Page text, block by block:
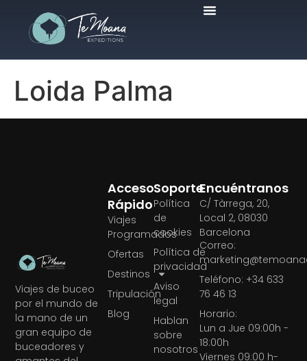
Loida Palma
Viajes de buceo
por el mundo de
la mano de un
gran equipo de
buceadores y
Soporte
Política
de
cookies
Política de
privacidad
Aviso
legal
Hablan
sobre
nosotros
Acceso
Rápido
Viajes
Programados
Ofertas
Destinos
Tripulación
Blog
Encuéntranos
C/ Tàrrega, 20,
Local 2, 08030
Barcelona
Correo:
Teléfono: +34 633
76 46 13
Horario:
Lun a Jue 09:00h -
18:00h
Viernes 09:00 h-